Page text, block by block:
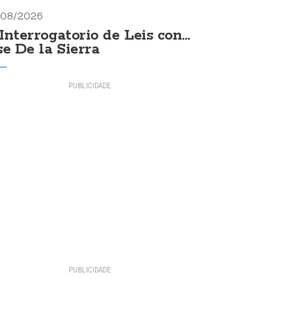
2026
de Leis con...
De la Sierra